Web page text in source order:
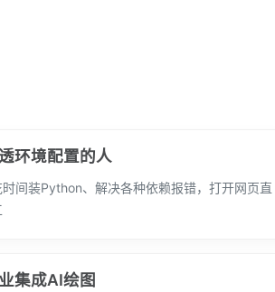
环境配置的人
时间装Python、解决各种依赖报错，打开网页直
集成AI绘图